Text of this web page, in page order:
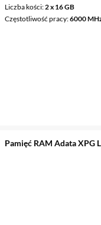
Liczba kości 2 x 16 GB
Częstotliwość pracy 6000
Pamięć RAM Adata XPG